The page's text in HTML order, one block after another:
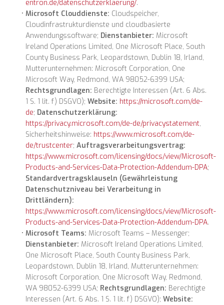
entron.de/datenschutzerklaerung/.
Microsoft Clouddienste: Cloudspeicher,
Cloudinfrastrukturdienste und cloudbasierte
Anwendungssoftware; Dienstanbieter: Microsoft
Ireland Operations Limited, One Microsoft Place, South
County Business Park, Leopardstown, Dublin 18, Irland,
Mutterunternehmen: Microsoft Corporation, One
Microsoft Way, Redmond, WA 98052-6399 USA;
Rechtsgrundlagen: Berechtigte Interessen (Art. 6 Abs.
1 S. 1 lit. f) DSGVO); Website: https://microsoft.com/de-
de; Datenschutzerklärung:
https://privacy.microsoft.com/de-de/privacystatement,
Sicherheitshinweise: https://www.microsoft.com/de-
de/trustcenter; Auftragsverarbeitungsvertrag:
https://www.microsoft.com/licensing/docs/view/Microsoft-
Products-and-Services-Data-Protection-Addendum-DPA;
Standardvertragsklauseln (Gewährleistung
Datenschutzniveau bei Verarbeitung in
Drittländern):
https://www.microsoft.com/licensing/docs/view/Microsoft-
Products-and-Services-Data-Protection-Addendum-DPA.
Microsoft Teams: Microsoft Teams – Messenger;
Dienstanbieter: Microsoft Ireland Operations Limited,
One Microsoft Place, South County Business Park,
Leopardstown, Dublin 18, Irland, Mutterunternehmen:
Microsoft Corporation, One Microsoft Way, Redmond,
WA 98052-6399 USA; Rechtsgrundlagen: Berechtigte
Interessen (Art. 6 Abs. 1 S. 1 lit. f) DSGVO); Website: